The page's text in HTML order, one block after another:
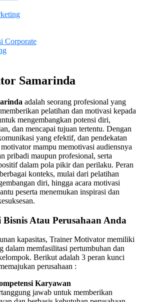
Corporate
Samarinda
adalah seorang profesional yang
pelatihan dan motivasi kepada
mengembangkan potensi diri,
dan mencapai tujuan tertentu. Dengan
yang efektif, dan pendekatan
mampu memotivasi audiensnya
pribadi maupun profesional, serta
dalam pola pikir dan perilaku. Peran
konteks, mulai dari pelatihan
diri, hingga acara motivasi
peserta menemukan inspirasi dan
Bisnis Atau Perusahaan Anda
kapasitas, Trainer Motivator memiliki
dalam memfasilitasi pertumbuhan dan
Berikut adalah 3 peran kunci
perusahaan :
Karyawan
jawab untuk memberikan